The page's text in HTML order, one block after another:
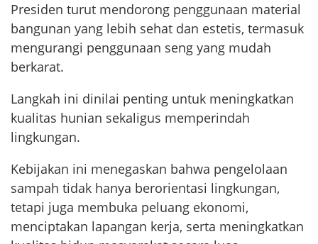
Presiden turut mendorong penggunaan material
bangunan yang lebih sehat dan estetis, termasuk
mengurangi penggunaan seng yang mudah
berkarat.
Langkah ini dinilai penting untuk meningkatkan
kualitas hunian sekaligus memperindah
lingkungan.
Kebijakan ini menegaskan bahwa pengelolaan
sampah tidak hanya berorientasi lingkungan,
tetapi juga membuka peluang ekonomi,
menciptakan lapangan kerja, serta meningkatkan